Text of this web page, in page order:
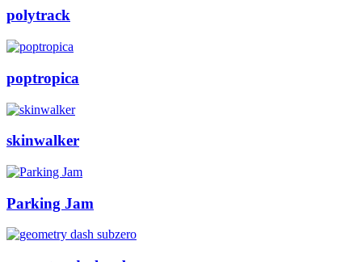
polytrack
poptropica
skinwalker
Parking Jam